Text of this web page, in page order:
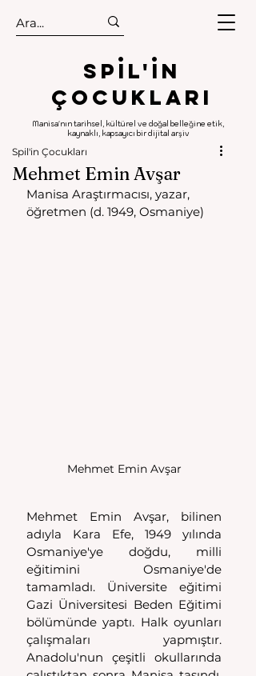
.
.
Spıl'in
Çocukları
Manisa'nın tarihsel, kültürel ve doğal belleğine etik,
kaynaklı, kapsayıcı bir dijital arşiv
Mehmet Emin Avşar
Spil'in Çocukları
Manisa Araştırmacısı, yazar,
öğretmen (d. 1949, Osmaniye)
Mehmet Emin Avşar
Mehmet Emin Avşar, bilinen
adıyla Kara Efe, 1949 yılında
Osmaniye'ye doğdu, milli
eğitimini Osmaniye'de
tamamladı. Üniversite eğitimi
Gazi Üniversitesi Beden Eğitimi
bölümünde yaptı. Halk oyunları
çalışmaları yapmıştır.
Anadolu'nun çeşitli okullarında